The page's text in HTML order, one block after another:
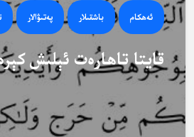
ئەھكام باشقىلار پەتىۋالار
قايتا تاھارەت ئېلىش